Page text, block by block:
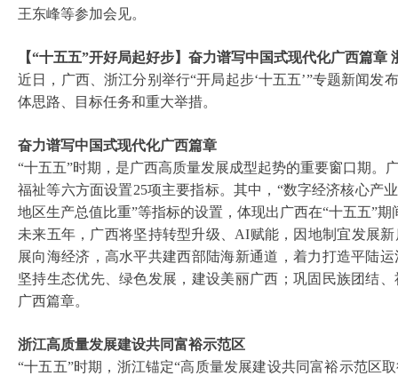
王东峰等参加会见。
【“十五五”开好局起好步】奋力谱写中国式现代化广西篇章
近日，广西、浙江分别举行“开局起步‘十五五’”专题新闻发
体思路、目标任务和重大举措。
奋力谱写中国式现代化广西篇章
“十五五”时期，是广西高质量发展成型起势的重要窗口期。
福祉等六方面设置25项主要指标。其中，“数字经济核心产
地区生产总值比重”等指标的设置，体现出广西在“十五五”
未来五年，广西将坚持转型升级、 AI赋能，因地制宜发展
展向海经济，高水平共建西部陆海新通道，着力打造平陆
坚持生态优先、绿色发展，建设美丽广西；巩固民族团结
广西篇章。
浙江高质量发展建设共同富裕示范区
“十五五”时期，浙江锚定“高质量发展建设共同富裕示范区